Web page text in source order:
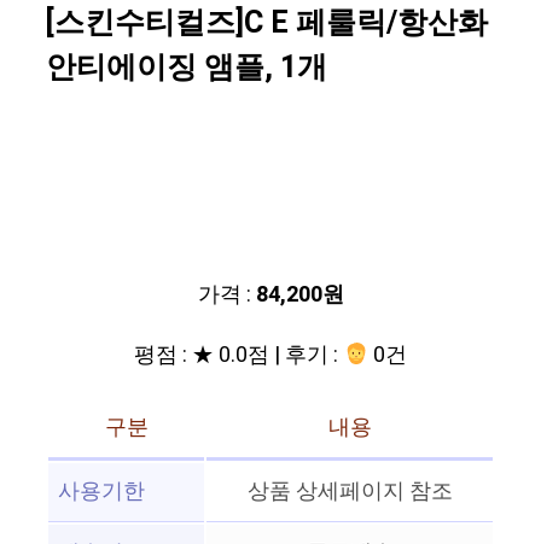
[스킨수티컬즈]C E 페룰릭/항산화
안티에이징 앰플, 1개
가격 : 84,200원
평점 : ★ 0.0점 | 후기 :
0건
구분
내용
사용기한
상품 상세페이지 참조